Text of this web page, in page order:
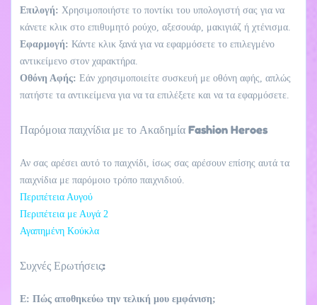
Επιλογή: Χρησιμοποιήστε το ποντίκι του υπολογιστή σας για να
κάνετε κλικ στο επιθυμητό ρούχο, αξεσουάρ, μακιγιάζ ή χτένισμα.
Εφαρμογή: Κάντε κλικ ξανά για να εφαρμόσετε το επιλεγμένο
αντικείμενο στον χαρακτήρα.
Οθόνη Αφής: Εάν χρησιμοποιείτε συσκευή με οθόνη αφής, απλώς
πατήστε τα αντικείμενα για να τα επιλέξετε και να τα εφαρμόσετε.
Παρόμοια παιχνίδια με το Ακαδημία Fashion Heroes
Αν σας αρέσει αυτό το παιχνίδι, ίσως σας αρέσουν επίσης αυτά τα
παιχνίδια με παρόμοιο τρόπο παιχνιδιού.
Περιπέτεια Αυγού
Περιπέτεια με Αυγά 2
Αγαπημένη Κούκλα
Συχνές Ερωτήσεις:
Ε: Πώς αποθηκεύω την τελική μου εμφάνιση;